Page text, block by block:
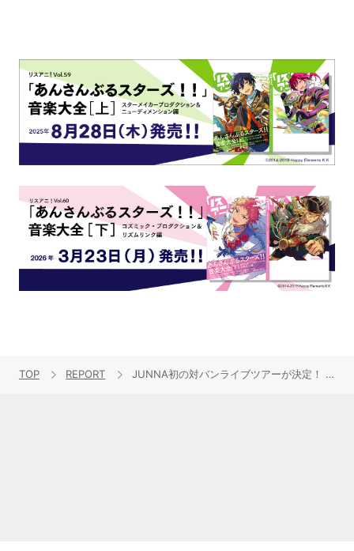
TOP REPORT JUNNA初の対バンライブツアーが決定！ 福山芳樹、May’n、ASCAを迎える“JUNNA × CrosSing You Tour 2025”に向けて、無限の可能性を語る